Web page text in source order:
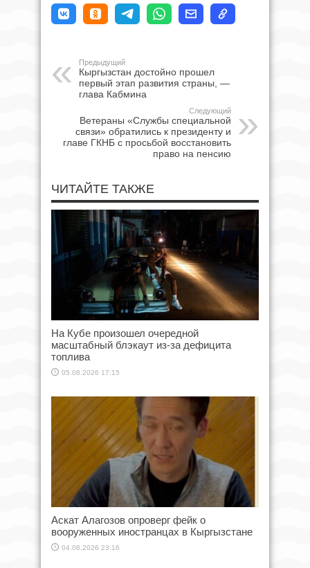
Предыдущий
Кыргызстан достойно прошел
первый этап развития страны, —
глава Кабмина
Следующий
Ветераны «Службы специальной
связи» обратились к президенту и
главе ГКНБ с просьбой восстановить
право на пенсию
ЧИТАЙТЕ ТАКЖЕ
На Кубе произошел очередной
масштабный блэкаут из-за дефицита
топлива
05.08.2026 17:15
Аскат Алагозов опроверг фейк о
вооруженных иностранцах в Кыргызстане
04.08.2026 23:16